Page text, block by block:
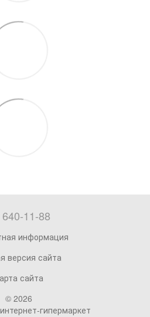
11-88
информация
версия сайта
сайта
© 2026
гипермаркет